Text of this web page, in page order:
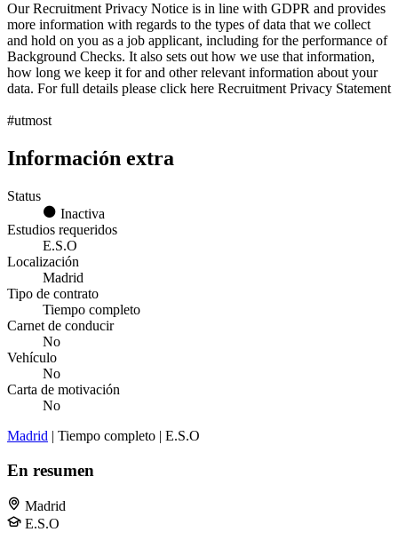
Our Recruitment Privacy Notice is in line with GDPR and provides
more information with regards to the types of data that we collect
and hold on you as a job applicant, including for the performance of
Background Checks. It also sets out how we use that information,
how long we keep it for and other relevant information about your
data. For full details please click here Recruitment Privacy Statement
#utmost
Información extra
Status
Inactiva
Estudios requeridos
E.S.O
Localización
Madrid
Tipo de contrato
Tiempo completo
Carnet de conducir
No
Vehículo
No
Carta de motivación
No
Madrid | Tiempo completo | E.S.O
En resumen
Madrid
E.S.O